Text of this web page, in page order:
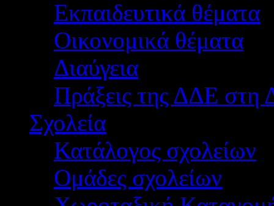
Εκπαιδευτικά θέματα
Οικονομικά θέματα
Διαύγεια
Πράξεις της ΔΔΕ στη
Σχολεία
Κατάλογος σχολείων
Ομάδες σχολείων